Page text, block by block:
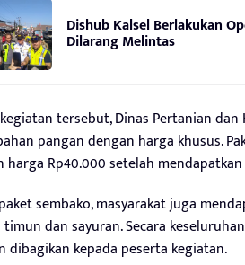
Dishub Kalsel Berlakukan
Dilarang Melintas
tersebut, Dinas Pertanian
pangan dengan harga khusus.
harga Rp40.000 setelah
sembako, masyarakat juga
dan sayuran. Secara
dibagikan kepada peserta kegiatan.